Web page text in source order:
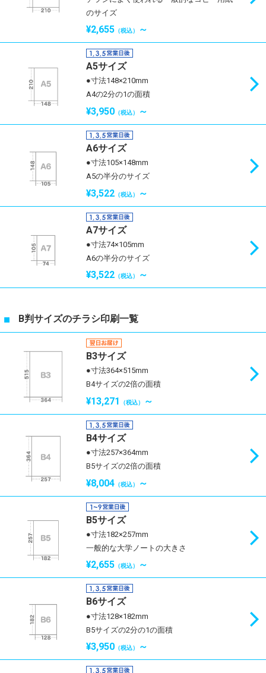
のサイズ
¥2,655 （税込） ～
A5サイズ
●寸法148×210mm
A4の2分の1の面積
¥3,950 （税込） ～
A6サイズ
●寸法105×148mm
A5の半分のサイズ
¥3,522 （税込） ～
A7サイズ
●寸法74×105mm
A6の半分のサイズ
¥3,522 （税込） ～
B判サイズのチラシ印刷一覧
B3サイズ
●寸法364×515mm
B4サイズの2倍の面積
¥13,271 （税込） ～
B4サイズ
●寸法257×364mm
B5サイズの2倍の面積
¥8,004 （税込） ～
B5サイズ
●寸法182×257mm
一般的な大学ノートの大きさ
¥2,655 （税込） ～
B6サイズ
●寸法128×182mm
B5サイズの2分の1の面積
¥3,950 （税込） ～